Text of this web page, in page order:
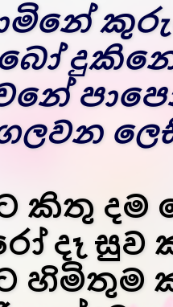
කිතු දම
දෑ සුව
හිමිතුම